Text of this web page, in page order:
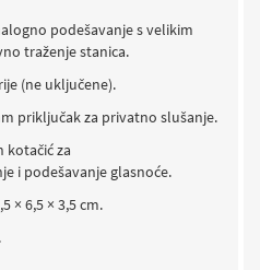
podešavanje s velikim
traženje stanica.
(ne uključene).
priključak za privatno slušanje.
kotačić za
i podešavanje glasnoće.
× 6,5 × 3,5 cm.